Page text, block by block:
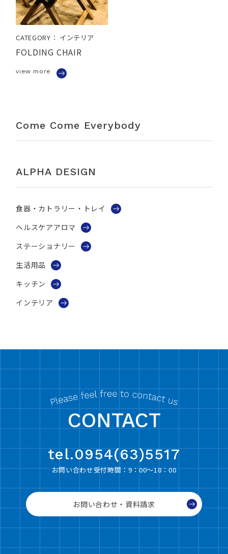
CATEGORY： インテリア
FOLDING CHAIR
view more
Come Come Everybody
ALPHA DESIGN
食器・カトラリー・トレイ
ヘルスケアアロマ
ステーショナリー
生活用品
キッチン
インテリア
CONTACT
tel.0954(63)5517
お問い合わせ受付時間：9：00〜18：00
お問い合わせ・資料請求